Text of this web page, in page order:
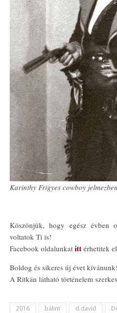
Karinthy Frigyes cowboy
Köszönjük, hogy egész évben
voltatok Ti is!
Facebook oldalunkat itt érhetitek
Boldog és sikeres új évet kívánunk!
A Ritkán látható történelem
2016 bálint d.david